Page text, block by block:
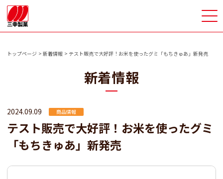
トップページ 新着情報 テスト販売で大好評！お米を使ったグミ「もちきゅあ」新発売
新着情報
2024.09.09 商品情報
テスト販売で大好評！お米を使ったグミ
「もちきゅあ」新発売